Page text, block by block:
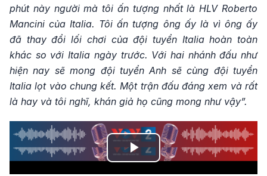
phút này người mà tôi ấn tượng nhất là HLV Roberto
Mancini của Italia. Tôi ấn tượng ông ấy là vì ông ấy
đã thay đổi lối chơi của đội tuyển Italia hoàn toàn
khác so với Italia ngày trước. Với hai nhánh đấu như
hiện nay sẽ mong đội tuyển Anh sẽ cùng đội tuyển
Italia lọt vào chung kết. Một trận đấu đáng xem và rất
là hay và tôi nghĩ, khán giả họ cũng mong như vậy”.
Play